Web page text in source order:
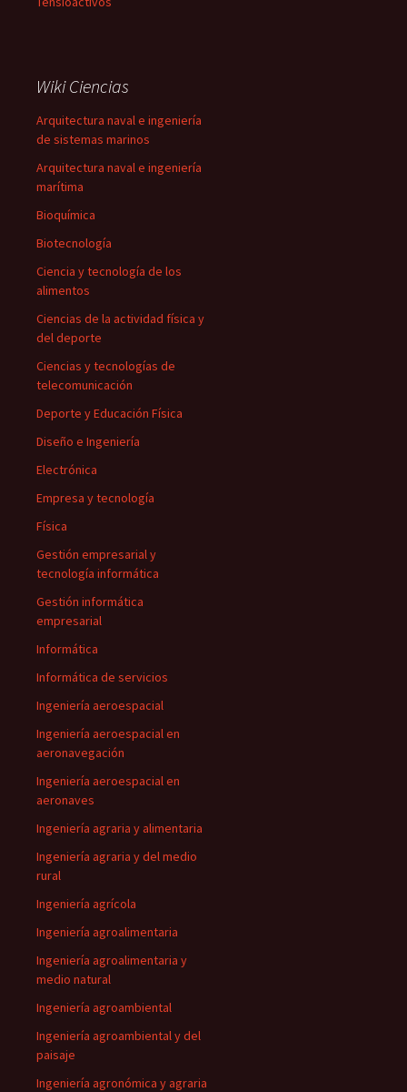
Wiki Ciencias
Arquitectura naval e ingeniería
de sistemas marinos
Arquitectura naval e ingeniería
marítima
Bioquímica
Biotecnología
Ciencia y tecnología de los
alimentos
Ciencias de la actividad física y
del deporte
Ciencias y tecnologías de
telecomunicación
Deporte y Educación Física
Diseño e Ingeniería
Electrónica
Empresa y tecnología
Física
Gestión empresarial y
tecnología informática
Gestión informática
empresarial
Informática
Informática de servicios
Ingeniería aeroespacial
Ingeniería aeroespacial en
aeronavegación
Ingeniería aeroespacial en
aeronaves
Ingeniería agraria y alimentaria
Ingeniería agraria y del medio
rural
Ingeniería agrícola
Ingeniería agroalimentaria
Ingeniería agroalimentaria y
medio natural
Ingeniería agroambiental
Ingeniería agroambiental y del
paisaje
Ingeniería agronómica y agraria